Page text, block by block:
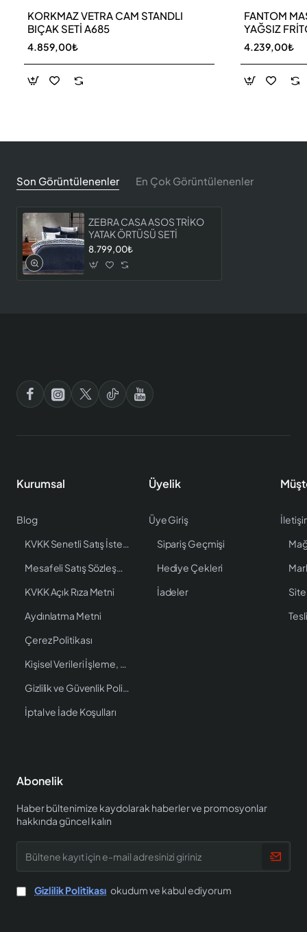
KORKMAZ VETRA CAM STANDLI
BIÇAK SETİ A685
4.859,00₺
FANTOM
YAĞSIZ
4.239,00₺
Son Görüntülenenler En Çok Görüntülenenler
ZEBRA CASA ASOS TRİKO
YATAK ÖRTÜSÜ SETİ
8.799,00₺
Kurumsal
Blog
KVKK Senetli Satış İstenen Bilgiler
Mesafeli Satış Sözleşmesi
KVKK Açık Rıza Metni
Aydınlatma Metni
Çerez Politikası
Kişisel Verileri İşleme, Saklama ve İmha Politikası
Gizlilik ve Güvenlik Politikası
İptal ve İade Koşulları
Üyelik
Üye Giriş
Sipariş Geçmişi
Hediye Çekleri
İadeler
Site
Abonelik
Haber bültenimize kaydolarak haberler ve promosyonlar
hakkında güncel kalın
kayıt
için
e-
mail
Gizlilik Politikası okudum ve kabul ediyorum